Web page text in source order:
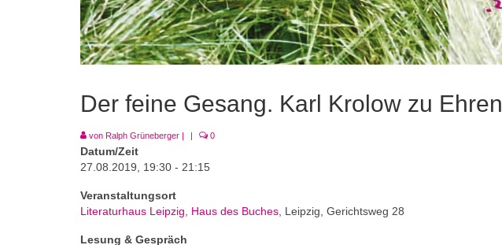
Der feine Gesang. Karl Krolow zu Ehren
von Ralph Grüneberger | | 0
Datum/Zeit
27.08.2019, 19:30 - 21:15
Veranstaltungsort
Literaturhaus Leipzig, Haus des Buches , Leipzig, Gerichtsweg 28
Lesung & Gespräch